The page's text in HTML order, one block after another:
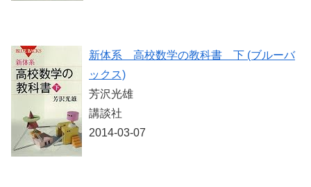
新体系 高校数学の教科書 下 (ブルーバ
ックス)
芳沢光雄
講談社
2014-03-07